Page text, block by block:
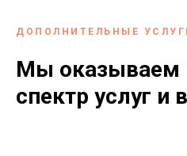
ДОПОЛНИТЕЛЬНЫЕ
Мы оказываем
спектр услуг и